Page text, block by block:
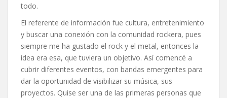
todo.
El referente de información fue cultura, entretenimiento
y buscar una conexión con la comunidad rockera, pues
siempre me ha gustado el rock y el metal, entonces la
idea era esa, que tuviera un objetivo. Así comencé a
cubrir diferentes eventos, con bandas emergentes para
dar la oportunidad de visibilizar su música, sus
proyectos. Quise ser una de las primeras personas que